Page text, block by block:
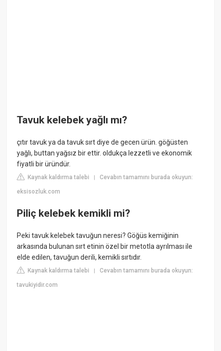
Tavuk kelebek yağlı mı?
çıtır tavuk ya da tavuk sırt diye de gecen ürün. göğüsten
yağlı, buttan yağsız bir ettir. oldukça lezzetli ve ekonomik
fiyatli bir üründür.
Kaynak kaldırma talebi |Cevabın tamamını burada okuyun:
eksisozluk.com
Piliç kelebek kemikli mi?
Peki tavuk kelebek tavuğun neresi? Göğüs kemiğinin
arkasında bulunan sırt etinin özel bir metotla ayrılması ile
elde edilen, tavuğun derili, kemikli sırtıdır.
Kaynak kaldırma talebi |Cevabın tamamını burada okuyun:
tavukiyidir.com